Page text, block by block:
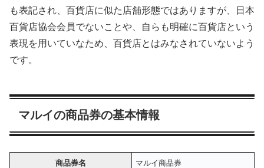
も表記され、百貨店に似た店舗形態ではありますが、日本
百貨店協会会員でないことや、自らも明確に百貨店という
表現を用いていなため、百貨店とはみなされていないよう
です。
マルイの商品券の基本情報
商品券名 マルイ商品券